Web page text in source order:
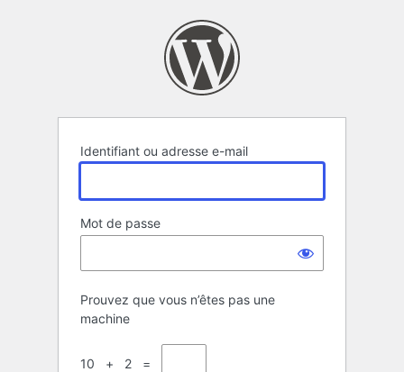
Identifiant ou adresse e-mail
Mot de passe
Prouvez que vous n’êtes pas une
machine
10 + 2 =